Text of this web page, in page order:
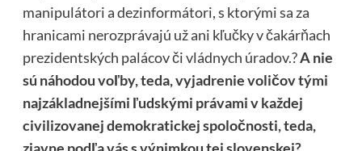
manipulátori a dezinformátori, s ktorými sa za
hranicami nerozprávajú už ani kľučky v čakárňach
prezidentských palácov či vládnych úradov.?A nie
sú náhodou voľby, teda, vyjadrenie voličov tými
najzákladnejšími ľudskými právami v každej
civilizovanej demokratickej spoločnosti, teda,